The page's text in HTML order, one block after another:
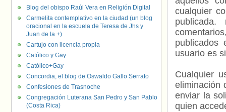
cualquier
usuario es
Cualquier
eliminación
enviar la
quien
Blog del obispo Raúl Vera en Religión Digital
Carmelita contemplativo en la ciudad (un blog
oracional en la escuela de Teresa de Jhs y
Juan de la +)
Cartujo con licencia propia
Católico y Gay
Católico+Gay
Concordia, el blog de Oswaldo Gallo Serrato
Confesiones de Trasnoche
Congregación Luterana San Pedro y San Pablo
(Costa Rica)